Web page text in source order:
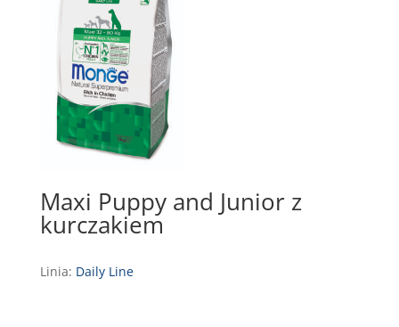
Maxi Puppy and Junior z
kurczakiem
Linia: Daily Line